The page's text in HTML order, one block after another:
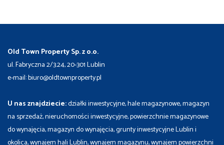
Old Town Property Sp. z o.o.
ul. Fabryczna 2/3.24, 20-301 Lublin
e-mail: biuro@oldtownproperty.pl
U nas znajdziecie:działki inwestycyjne, hale magazynowe, magazyn
na sprzedaż, nieruchomości inwestycyjne, powierzchnie magazynowe
do wynajęcia, magazyn do wynajęcia, grunty inwestycyjne Lublin i